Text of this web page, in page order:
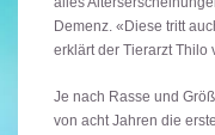
Demenz. «Diese tritt
erklärt der Tierarzt Thilo
Je nach Rasse und
von acht Jahren die